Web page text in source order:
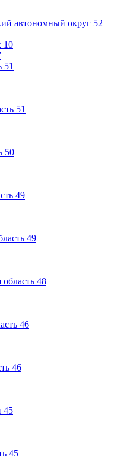
автономный округ 52
10
51
51
50
49
49
48
46
46
45
45